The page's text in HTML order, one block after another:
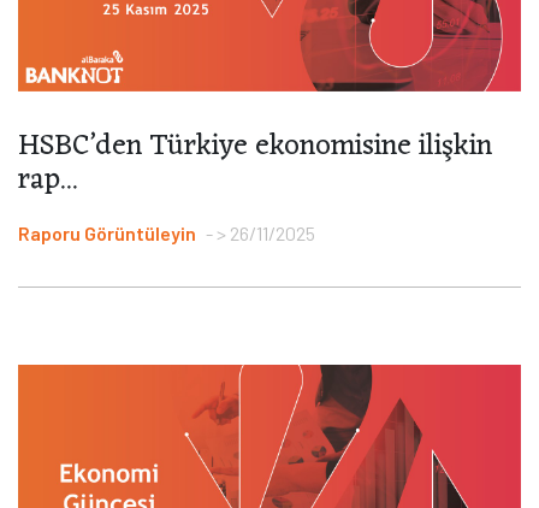
HSBC’den Türkiye ekonomisine ilişkin
rap...
Raporu Görüntüleyin > 26/11/2025